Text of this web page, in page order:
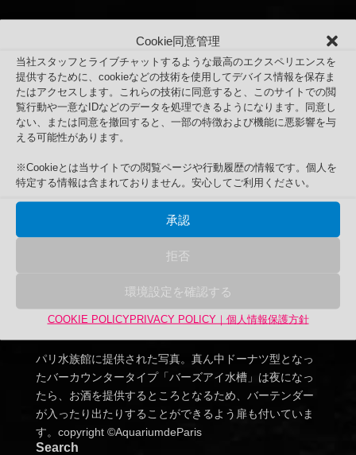
Cookie同意管理
当社スタッフとライブチャットするような最高のエクスペリエンスを
提供するために、cookieなどの技術を使用してデバイス情報を保存ま
たはアクセスします。これらの技術に同意すると、このサイトでの閲
覧行動や一意なIDなどのデータを処理できるようになります。同意し
ない、または同意を撤回すると、一部の特徴および機能に悪影響を与
える可能性があります。
※Cookieとは当サイトでの閲覧ページや行動履歴の情報です。個人を
特定する情報は含まれておりません。安心してご利用ください。
承認
拒否
環境設定を確認する
COOKIE POLICYPRIVACY POLICY｜個人情報保護方針
いています。copyright
©AquariumdeParis
パリ水族館に提供された写真。真ん中ドーナツ型となっ
たバーカウンタータイプ「バーズアイ水槽」は夜になっ
たら、お酒を提供するところとなるため、バーテンダー
が入ったり出たりすることができるよう扉も付いていま
す。copyright ©AquariumdeParis
Search